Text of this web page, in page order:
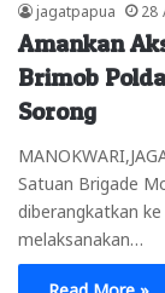
jagatpapua 28
Amankan
Brimob
Sorong
Satuan Brigade
diberangkatkan
melaksanakan…
Read More »